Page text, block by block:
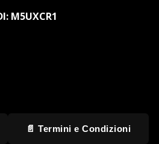
M5UXCR1
📄 Termini e Condizioni